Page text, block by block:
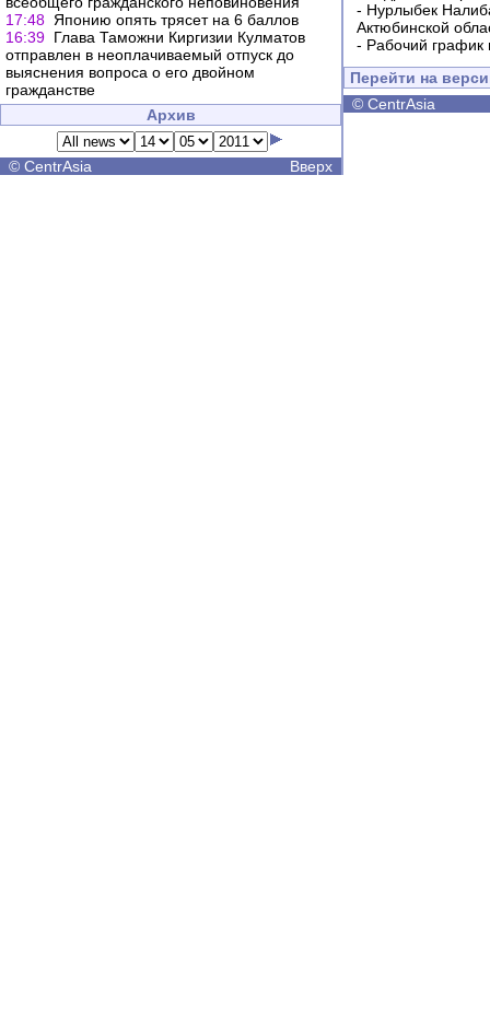
17:48 Японию опять трясет на 6 баллов
16:39 Глава Таможни Киргизии Кулматов
отправлен в неоплачиваемый отпуск до
выяснения вопроса о его двойном
гражданстве
Архив
© CentrAsia Вверх
- Нурлыбек
Актюбинской
- Рабочий график
Перейти на
© CentrAsia